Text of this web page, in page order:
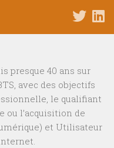
presque 40 ans sur
avec des objectifs
le qualifiant
ou l’acquisition de
et Utilisateur